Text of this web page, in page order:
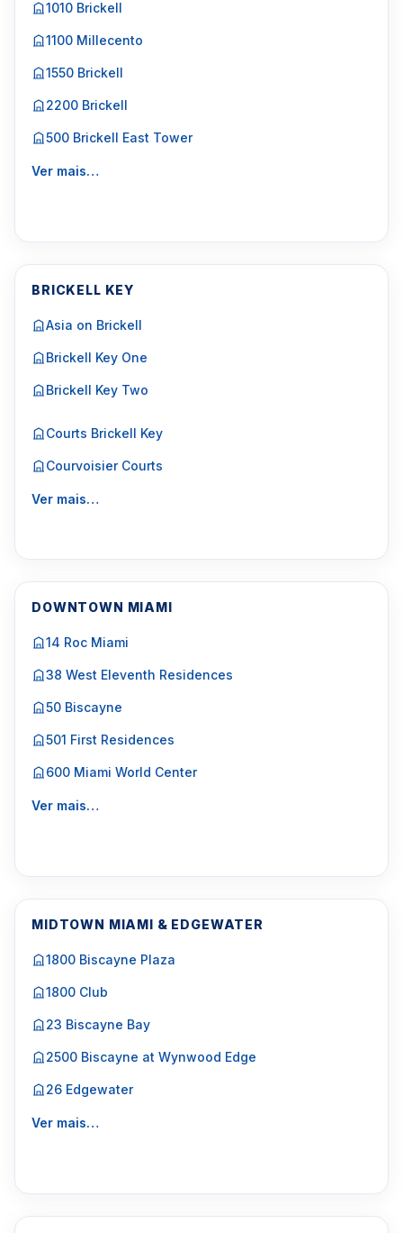
1010 Brickell
1100 Millecento
1550 Brickell
2200 Brickell
500 Brickell East Tower
Ver mais…
BRICKELL KEY
Asia on Brickell
Brickell Key One
Brickell Key Two
Courts Brickell Key
Courvoisier Courts
Ver mais…
DOWNTOWN MIAMI
14 Roc Miami
38 West Eleventh Residences
50 Biscayne
501 First Residences
600 Miami World Center
Ver mais…
MIDTOWN MIAMI & EDGEWATER
1800 Biscayne Plaza
1800 Club
23 Biscayne Bay
2500 Biscayne at Wynwood Edge
26 Edgewater
Ver mais…